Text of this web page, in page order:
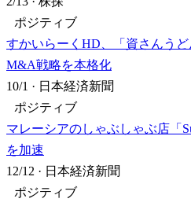
ポジティブ
すかいらーくHD、「資さんうど
M&A戦略を本格化
10/1 · 日本経済新聞
ポジティブ
マレーシアのしゃぶしゃぶ店「
を加速
12/12 · 日本経済新聞
ポジティブ